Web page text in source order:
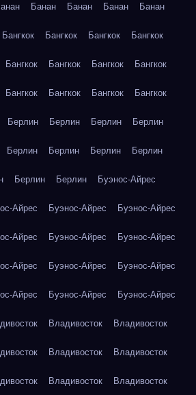
Банан Банан Банан Банан
Бангкок Бангкок Бангкок Бангкок
Бангкок Бангкок Бангкок Бангкок
Бангкок Бангкок Бангкок Бангкок
Берлин Берлин Берлин Берлин
Берлин Берлин Берлин Берлин
Берлин Берлин Буэнос-Айрес
Айрес Буэнос-Айрес Буэнос-Айрес
Айрес Буэнос-Айрес Буэнос-Айрес
Айрес Буэнос-Айрес Буэнос-Айрес
Айрес Буэнос-Айрес Буэнос-Айрес
Владивосток Владивосток
Владивосток Владивосток
Владивосток Владивосток